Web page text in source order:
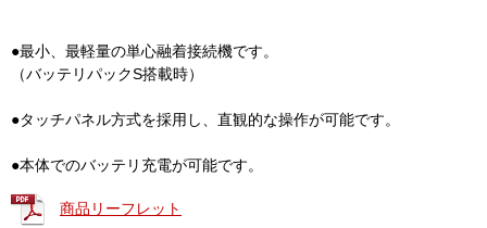
●最小、最軽量の単心融着接続機です。
（バッテリパックS搭載時）
●タッチパネル方式を採用し、直観的な操作が可能です。
●本体でのバッテリ充電が可能です。
商品リーフレット